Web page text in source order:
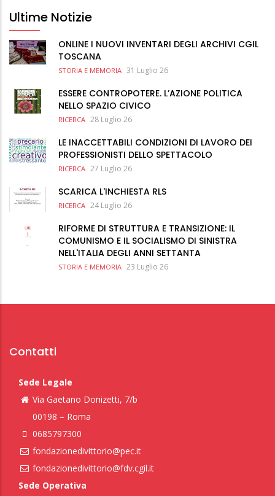
Ultime Notizie
ONLINE I NUOVI INVENTARI DEGLI ARCHIVI CGIL
TOSCANA
STORIA E MEMORIA 31 Luglio 26
ESSERE CONTROPOTERE. L’AZIONE POLITICA
NELLO SPAZIO CIVICO
RICERCA 28 Luglio 26
LE INACCETTABILI CONDIZIONI DI LAVORO DEI
PROFESSIONISTI DELLO SPETTACOLO
RICERCA 27 Luglio 26
SCARICA L'INCHIESTA RLS
RICERCA 24 Luglio 26
RIFORME DI STRUTTURA E TRANSIZIONE: IL
COMUNISMO E IL SOCIALISMO DI SINISTRA
NELL'ITALIA DEGLI ANNI SETTANTA
STORIA E MEMORIA 23 Luglio 26
Contatti
Sede Legale
Via Gaetano Donizetti, 7/b
00198 – Roma
0685797300
fondazionedivittorio@pec.it
fondazionedivittorio@fdv.cgil.it
Sede Operativa